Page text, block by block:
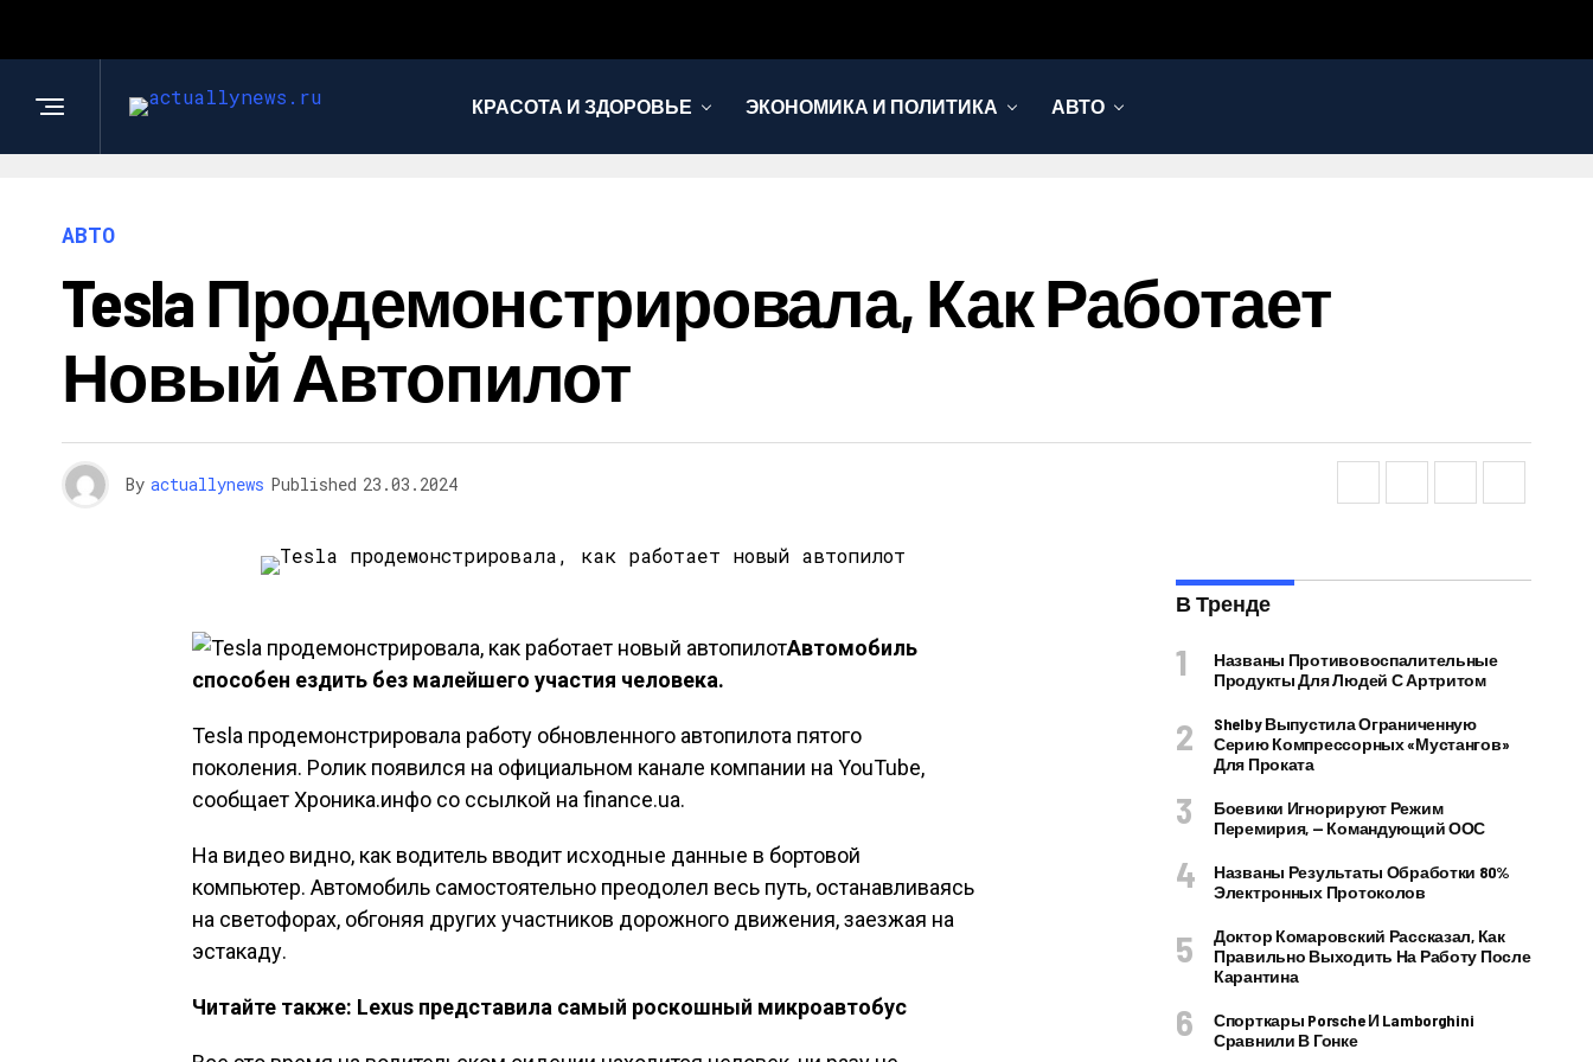
КРАСОТА И ЗДОРОВЬЕ ЭКОНОМИКА И ПОЛИТИКА АВТО
АВТО
Tesla Продемонстрировала, Как Работает
Новый Автопилот
By actuallynews Published 23.03.2024
Автомобиль
способен ездить без малейшего участия человека.
Tesla продемонстрировала работу обновленного автопилота пятого
поколения. Ролик появился на официальном канале компании на YouTube,
сообщает Хроника.инфо со ссылкой на finance.ua.
На видео видно, как водитель вводит исходные данные в бортовой
компьютер. Автомобиль самостоятельно преодолел весь путь, останавливаясь
на светофорах, обгоняя других участников дорожного движения, заезжая на
эстакаду.
Читайте также: Lexus представила самый роскошный микроавтобус
В Тренде
Названы Противовоспалительные
Продукты Для Людей С Артритом
Shelby Выпустила Ограниченную
Серию Компрессорных «Мустангов»
Для Проката
Боевики Игнорируют Режим
Перемирия, — Командующий ООС
Названы Результаты Обработки 80%
Электронных Протоколов
Доктор Комаровский Рассказал, Как
Правильно Выходить На Работу После
Карантина
Спорткары Porsche И Lamborghini
Сравнили В Гонке